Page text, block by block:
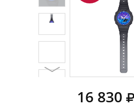
16 830